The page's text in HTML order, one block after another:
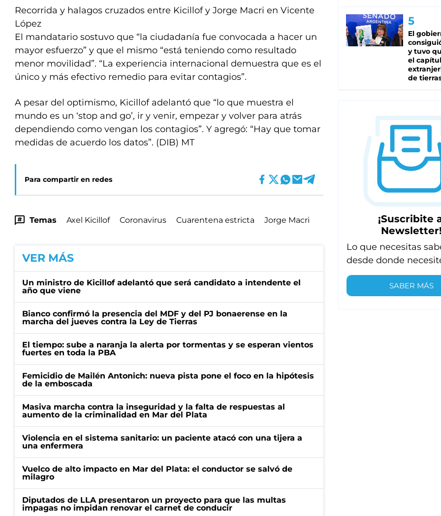
Recorrida y halagos cruzados entre Kicillof y Jorge Macri en Vicente
López
El mandatario sostuvo que “la ciudadanía fue convocada a hacer un
mayor esfuerzo” y que el mismo “está teniendo como resultado
menor movilidad”. “La experiencia internacional demuestra que es el
único y más efectivo remedio para evitar contagios”.
A pesar del optimismo, Kicillof adelantó que “lo que muestra el
mundo es un ‘stop and go’, ir y venir, empezar y volver para atrás
dependiendo como vengan los contagios”. Y agregó: “Hay que tomar
medidas de acuerdo los datos”. (DIB) MT
Para compartir en redes
Temas Axel Kicillof Coronavirus Cuarentena estricta Jorge Macri
VER MÁS
Un ministro de Kicillof adelantó que será candidato a intendente el
año que viene
Bianco confirmó la presencia del MDF y del PJ bonaerense en la
marcha del jueves contra la Ley de Tierras
El tiempo: sube a naranja la alerta por tormentas y se esperan vientos
fuertes en toda la PBA
Femicidio de Mailén Antonich: nueva pista pone el foco en la hipótesis
de la emboscada
Masiva marcha contra la inseguridad y la falta de respuestas al
aumento de la criminalidad en Mar del Plata
Violencia en el sistema sanitario: un paciente atacó con una tijera a
una enfermera
Vuelco de alto impacto en Mar del Plata: el conductor se salvó de
milagro
Diputados de LLA presentaron un proyecto para que las multas
impagas no impidan renovar el carnet de conducir
El
y tuvo
el
de
¡Suscribite
Newsletter!
Lo que necesitas
desde donde
SABER MÁS